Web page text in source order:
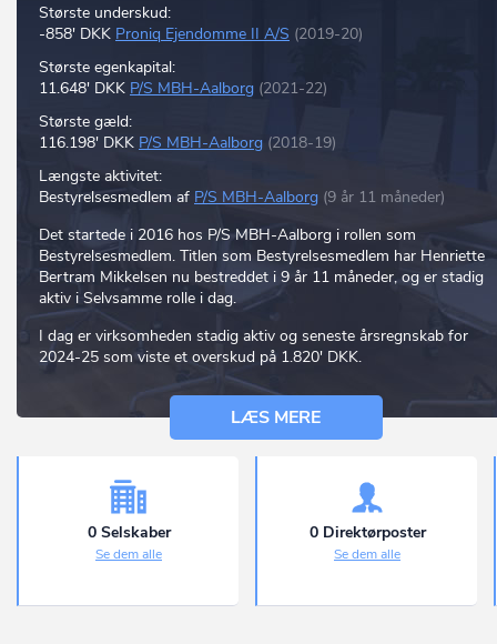
Største underskud:
-858' DKK Proniq Ejendomme II A/S (2019-20)
Største egenkapital:
11.648' DKK P/S MBH-Aalborg (2021-22)
Største gæld:
116.198' DKK P/S MBH-Aalborg (2018-19)
Længste aktivitet:
Bestyrelsesmedlem af P/S MBH-Aalborg (9 år 11 måneder)
Det startede i 2016 hos P/S MBH-Aalborg i rollen som
Bestyrelsesmedlem. Titlen som Bestyrelsesmedlem har Henriette
Bertram Mikkelsen nu bestreddet i 9 år 11 måneder, og er stadig
aktiv i Selvsamme rolle i dag.
I dag er virksomheden stadig aktiv og seneste årsregnskab for
2024-25 som viste et overskud på 1.820' DKK.
LÆS MERE
0 Selskaber
Se dem alle
0 Direktørposter
Se dem alle